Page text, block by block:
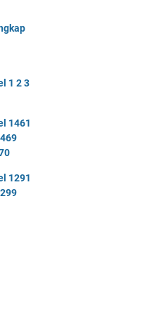
1 2 3
1461
1291